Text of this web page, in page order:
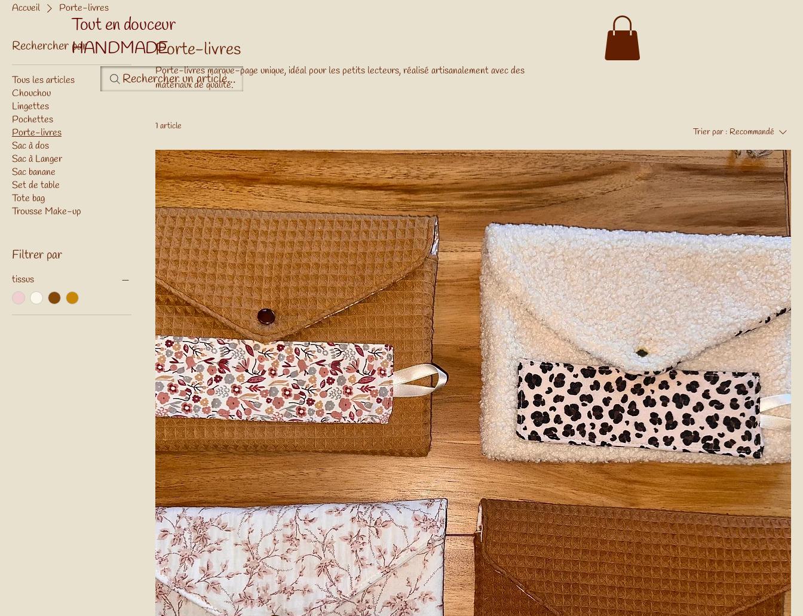
Tout en douceur
HANDMADE
Rechercher un article...
Accueil Porte-livres
Rechercher par
Tous les articles
Chouchou
Lingettes
Pochettes
Porte-livres
Sac à dos
Sac à Langer
Sac banane
Set de table
Tote bag
Trousse Make-up
Filtrer par
tissus
Porte-livres
Porte-livres marque-page unique, idéal pour les petits lecteurs, réalisé artisanalement avec des
matériaux de qualité.
1 article
Trier par : Recommandé